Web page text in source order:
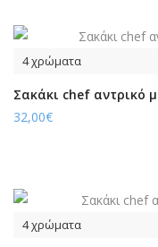
4 χρώματα
Σακάκι chef αντρικό
32,00€
4 χρώματα